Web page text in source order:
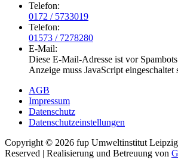
Telefon:
0172 / 5733019
Telefon:
01573 / 7278280
E-Mail:
Diese E-Mail-Adresse ist vor
Anzeige muss JavaScript eingeschaltet
AGB
Impressum
Datenschutz
Datenschutzeinstellungen
Copyright © 2026 fup Umweltinstitut
Reserved | Realisierung und Betreuung von